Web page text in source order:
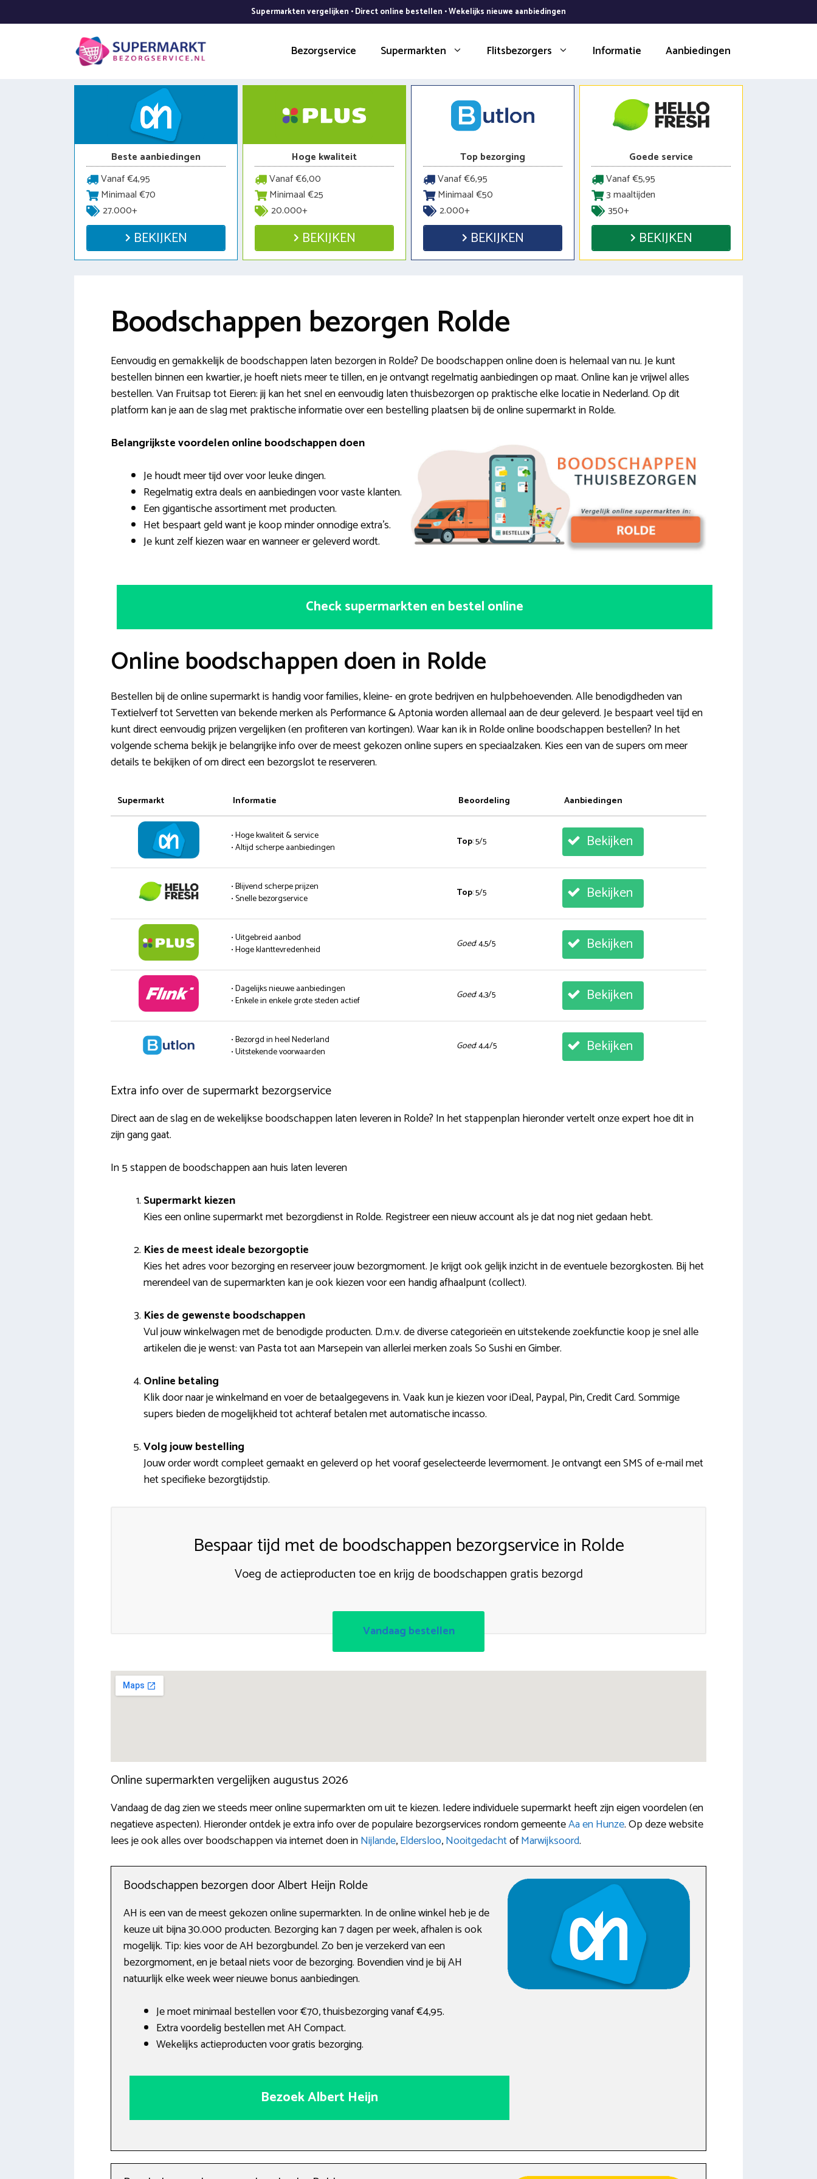
naar
Supermarkten vergelijken • Direct online bestellen • Wekelijks nieuwe aanbiedingen
Bezorgservice Supermarkten Flitsbezorgers Informatie Aanbiedingen
Beste aanbiedingen
Vanaf €4,95
Minimaal €70
27.000+
BEKIJKEN
Hoge kwaliteit
Vanaf €6,00
Minimaal €25
20.000+
BEKIJKEN
Top bezorging
Vanaf €6,95
Minimaal €50
2.000+
BEKIJKEN
Goede service
Vanaf €5,95
3 maaltijden
350+
BEKIJKEN
Boodschappen bezorgen Rolde
Eenvoudig en gemakkelijk de boodschappen laten bezorgen in Rolde? De boodschappen online doen is helemaal van nu. Je kunt
bestellen binnen een kwartier, je hoeft niets meer te tillen, en je ontvangt regelmatig aanbiedingen op maat. Online kan je vrijwel alles
bestellen. Van Fruitsap tot Eieren: jij kan het snel en eenvoudig laten thuisbezorgen op praktische elke locatie in Nederland. Op dit
platform kan je aan de slag met praktische informatie over een bestelling plaatsen bij de online supermarkt in Rolde.
Belangrijkste voordelen online boodschappen doen
Je houdt meer tijd over voor leuke dingen.
Regelmatig extra deals en aanbiedingen voor vaste klanten.
Een gigantische assortiment met producten.
Het bespaart geld want je koop minder onnodige extra’s.
Je kunt zelf kiezen waar en wanneer er geleverd wordt.
Check supermarkten en bestel online
Online boodschappen doen in Rolde
Bestellen bij de online supermarkt is handig voor families, kleine- en grote bedrijven en hulpbehoevenden. Alle benodigdheden van
Textielverf tot Servetten van bekende merken als Performance & Aptonia worden allemaal aan de deur geleverd. Je bespaart veel tijd en
kunt direct eenvoudig prijzen vergelijken (en profiteren van kortingen). Waar kan ik in Rolde online boodschappen bestellen? In het
volgende schema bekijk je belangrijke info over de meest gekozen online supers en speciaalzaken. Kies een van de supers om meer
details te bekijken of om direct een bezorgslot te reserveren.
Supermarkt Informatie Beoordeling Aanbiedingen
• Hoge kwaliteit & service
• Altijd scherpe aanbiedingen
Top: 5/5 Bekijken
• Blijvend scherpe prijzen
• Snelle bezorgservice
Top: 5/5 Bekijken
• Uitgebreid aanbod
• Hoge klanttevredenheid
Goed: 4,5/5 Bekijken
• Dagelijks nieuwe aanbiedingen
• Enkele in enkele grote steden actief
Goed: 4,3/5 Bekijken
• Bezorgd in heel Nederland
• Uitstekende voorwaarden
Goed: 4,4/5 Bekijken
Extra info over de supermarkt bezorgservice
Direct aan de slag en de wekelijkse boodschappen laten leveren in Rolde? In het stappenplan hieronder vertelt onze expert hoe dit in
zijn gang gaat.
In 5 stappen de boodschappen aan huis laten leveren
Supermarkt kiezen
Kies een online supermarkt met bezorgdienst in Rolde. Registreer een nieuw account als je dat nog niet gedaan hebt.
Kies de meest ideale bezorgoptie
Kies het adres voor bezorging en reserveer jouw bezorgmoment. Je krijgt ook gelijk inzicht in de eventuele bezorgkosten. Bij het
merendeel van de supermarkten kan je ook kiezen voor een handig afhaalpunt (collect).
Kies de gewenste boodschappen
Vul jouw winkelwagen met de benodigde producten. D.m.v. de diverse categorieën en uitstekende zoekfunctie koop je snel alle
artikelen die je wenst: van Pasta tot aan Marsepein van allerlei merken zoals So Sushi en Gimber.
Online betaling
Klik door naar je winkelmand en voer de betaalgegevens in. Vaak kun je kiezen voor iDeal, Paypal, Pin, Credit Card. Sommige
supers bieden de mogelijkheid tot achteraf betalen met automatische incasso.
Volg jouw bestelling
Jouw order wordt compleet gemaakt en geleverd op het vooraf geselecteerde levermoment. Je ontvangt een SMS of e-mail met
het specifieke bezorgtijdstip.
Bespaar tijd met de boodschappen bezorgservice in Rolde
Voeg de actieproducten toe en krijg de boodschappen gratis bezorgd
Vandaag bestellen
Online supermarkten vergelijken augustus 2026
Vandaag de dag zien we steeds meer online supermarkten om uit te kiezen. Iedere individuele supermarkt heeft zijn eigen voordelen (en
negatieve aspecten). Hieronder ontdek je extra info over de populaire bezorgservices rondom gemeenteAa en Hunze. Op deze website
lees je ook alles over boodschappen via internet doen inNijlande,Eldersloo,NooitgedachtofMarwijksoord.
Boodschappen bezorgen door Albert Heijn Rolde
AH is een van de meest gekozen online supermarkten. In de online winkel heb je de
keuze uit bijna 30.000 producten. Bezorging kan 7 dagen per week, afhalen is ook
mogelijk. Tip: kies voor de AH bezorgbundel. Zo ben je verzekerd van een
bezorgmoment, en je betaal niets voor de bezorging. Bovendien vind je bij AH
natuurlijk elke week weer nieuwe bonus aanbiedingen.
Je moet minimaal bestellen voor €70, thuisbezorging vanaf €4,95.
Extra voordelig bestellen met AH Compact.
Wekelijks actieproducten voor gratis bezorging.
Bezoek Albert Heijn